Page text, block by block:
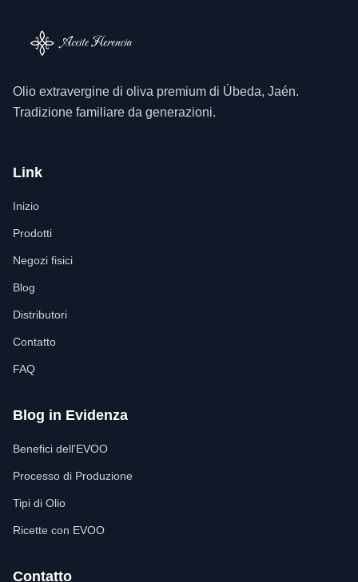
Olio extravergine di oliva premium di Úbeda, Jaén.
Tradizione familiare da generazioni.
Link
Inizio
Prodotti
Negozi fisici
Blog
Distributori
Contatto
FAQ
Blog in Evidenza
Benefici dell'EVOO
Processo di Produzione
Tipi di Olio
Ricette con EVOO
Contatto